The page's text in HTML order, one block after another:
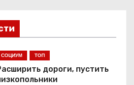
СОЦИУМ ТОП
дороги, пустить